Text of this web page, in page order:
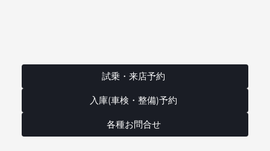
試乗・来店予約
入庫(車検・整備)予約
各種お問合せ